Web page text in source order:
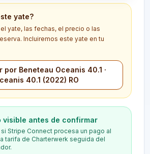
yate?
yate, las fechas, el precio o las
Incluiremos este yate en tu
por Beneteau Oceanis 40.1 ·
40.1 (2022) RO
visible antes de confirmar
Stripe Connect procesa un pago al
tarifa de Charterwerk seguida del